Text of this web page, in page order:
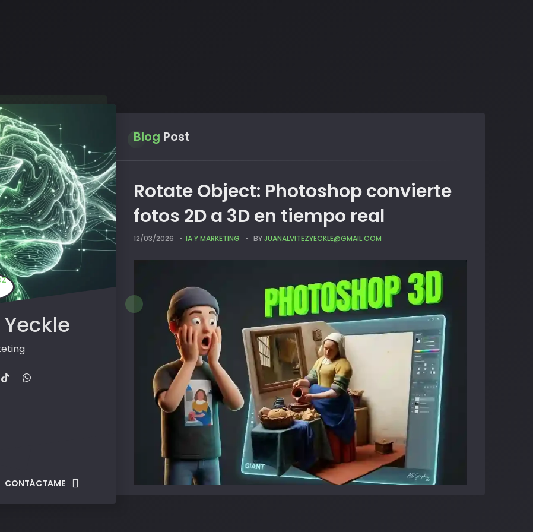
CONTÁCTAME
Blog Post
Rotate Object: Photoshop convierte
fotos 2D a 3D en tiempo real
12/03/2026 IA Y MARKETING BYJUANALVITEZYECKLE@GMAIL.COM